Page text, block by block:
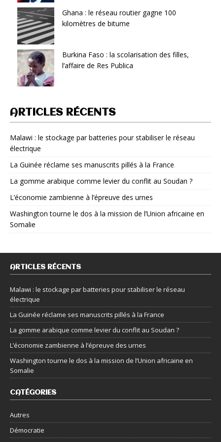
Ghana : le réseau routier gagne 100
kilomètres de bitume
Burkina Faso : la scolarisation des filles,
l’affaire de Res Publica
ARTICLES RÉCENTS
Malawi : le stockage par batteries pour stabiliser le réseau
électrique
La Guinée réclame ses manuscrits pillés à la France
La gomme arabique comme levier du conflit au Soudan ?
L’économie zambienne à l’épreuve des urnes
Washington tourne le dos à la mission de l’Union africaine en
Somalie
ARTICLES RÉCENTS
Malawi : le stockage par batteries pour stabiliser le réseau
électrique
La Guinée réclame ses manuscrits pillés à la France
La gomme arabique comme levier du conflit au Soudan ?
L’économie zambienne à l’épreuve des urnes
Washington tourne le dos à la mission de l’Union africaine en
Somalie
CATÉGORIES
Autres
Démocratie